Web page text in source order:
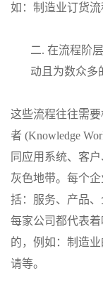
如：制造业订货流
二. 在流程阶
动且为数众多
这些流程往往需
者 (Knowledge
同应用系统、客
灰色地带。每个
括：服务、产品
每家公司都代表
的，例如：制造
请等。